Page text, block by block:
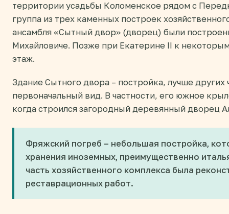
территории усадьбы Коломенское рядом с
группа из трех каменных построек
ансамбля «Сытный двор» (дворец) были
Михайловиче. Позже при Екатерине II к
этаж.
Здание Сытного двора – постройка, лучше других
первоначальный вид. В частности, его южное
когда строился загородный деревянный дворец
Фряжский погреб – небольшая постройка,
хранения иноземных, преимущественно
часть хозяйственного комплекса была
реставрационных работ.